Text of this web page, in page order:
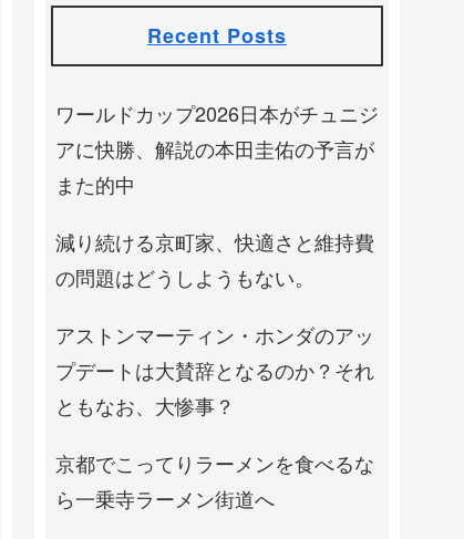
Recent Posts
ワールドカップ2026日本がチュニジ
アに快勝、解説の本田圭佑の予言が
また的中
減り続ける京町家、快適さと維持費
の問題はどうしようもない。
アストンマーティン・ホンダのアッ
プデートは大賛辞となるのか？それ
ともなお、大惨事？
京都でこってりラーメンを食べるな
ら一乗寺ラーメン街道へ